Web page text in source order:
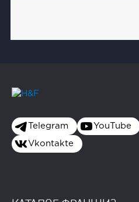
Telegram YouTube
Vkontakte